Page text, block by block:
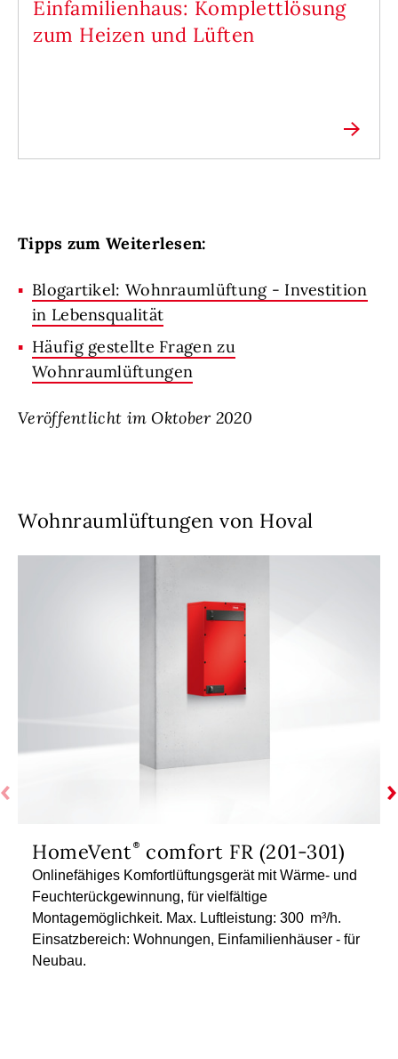
Einfamilienhaus: Komplettlösung
zum Heizen und Lüften
Tipps zum Weiterlesen:
Blogartikel: Wohnraumlüftung - Investition
in Lebensqualität
Häufig gestellte Fragen zu
Wohnraumlüftungen
Veröffentlicht im Oktober 2020
Wohnraumlüftungen von Hoval
HomeVent comfort FR (201-301)
Onlinefähiges Komfortlüftungsgerät mit Wärme- und
Feuchterückgewinnung, für vielfältige
Montagemöglichkeit. Max. Luftleistung: 300 m³/h.
Einsatzbereich: Wohnungen, Einfamilienhäuser - für
Neubau.